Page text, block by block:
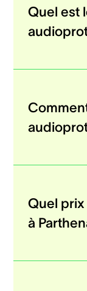
Quel est
Quel
à